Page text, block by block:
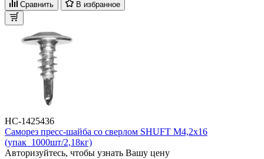
Сравнить В избранное
НС-1425436
Саморез пресс-шайба со сверлом SHUFT М4,2x16
(упак_1000шт/2,18кг)
Авторизуйтесь, чтобы узнать Вашу цену